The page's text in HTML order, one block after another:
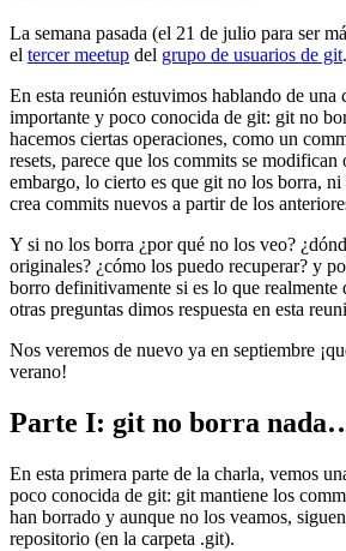
La semana pasada (el 21 de julio para ser
el tercer meetup del grupo de usuarios de git.
En esta reunión estuvimos hablando de una
importante y poco conocida de git: git no
hacemos ciertas operaciones, como un
resets, parece que los commits se modifican
embargo, lo cierto es que git no los borra,
crea commits nuevos a partir de los
Y si no los borra ¿por qué no los veo?
originales? ¿cómo los puedo recuperar? y
borro definitivamente si es lo que realmente
otras preguntas dimos respuesta en esta
Nos veremos de nuevo ya en septiembre
verano!
Parte I: git no borra
En esta primera parte de la charla, vemos
poco conocida de git: git mantiene los
han borrado y aunque no los veamos,
repositorio (en la carpeta .git).